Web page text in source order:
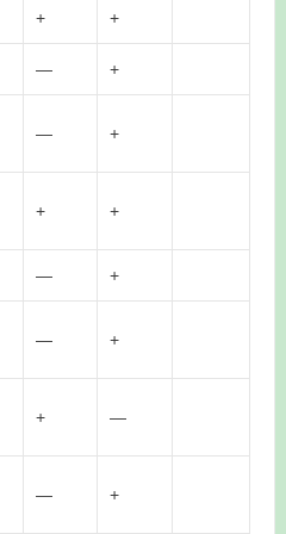
+ +
— +
— +
+ +
— +
— +
+ —
— +